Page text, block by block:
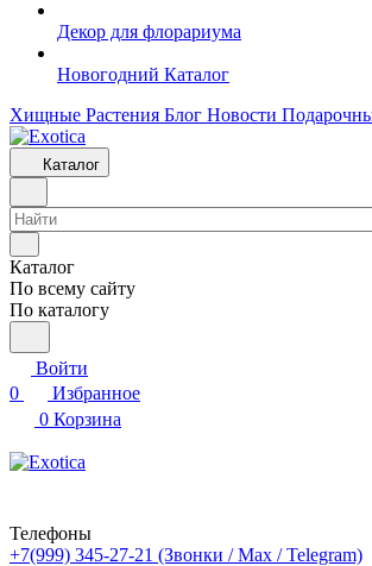
Декор для флорариума
Новогодний Каталог
Хищные Растения Блог Новости
Каталог
Каталог
По всему сайту
По каталогу
Войти
0
Избранное
0 Корзина
Телефоны
+7(999) 345-27-21 (Звонки / Max / Telegram)